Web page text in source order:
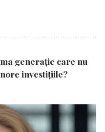
generație care nu
investițiile?